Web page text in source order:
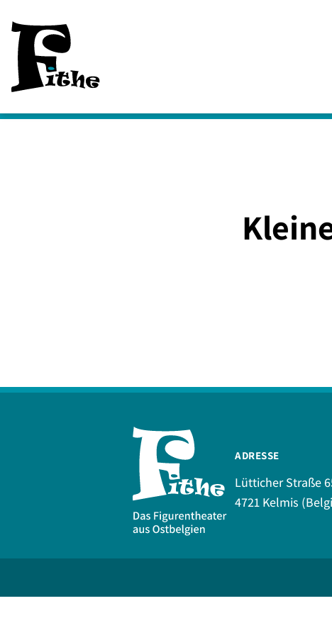
ADRESSE
Lütticher Straße
4721 Kelmis